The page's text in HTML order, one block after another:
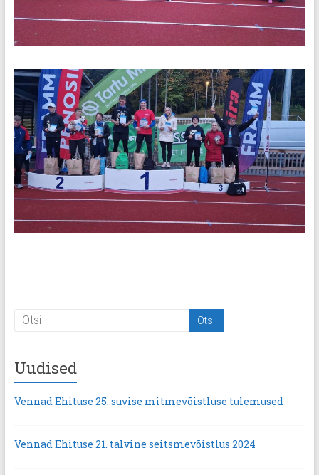
Uudised
Vennad Ehituse 25. suvise mitmevõistluse tulemused
Vennad Ehituse 21. talvine seitsmevõistlus 2024